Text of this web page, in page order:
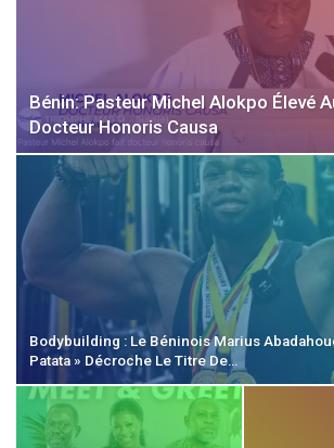
Bénin: Pasteur Michel Alokpo Élevé
Docteur Honoris Causa
Bodybuilding : Le Béninois Marius
Patata » Décroche Le Titre De…